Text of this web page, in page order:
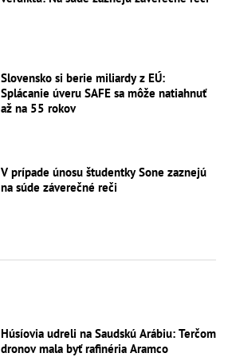
Slovensko si berie miliardy z EÚ:
Splácanie úveru SAFE sa môže natiahnuť
až na 55 rokov
V prípade únosu študentky Sone zaznejú
na súde záverečné reči
Húsíovia udreli na Saudskú Arábiu: Terčom
dronov mala byť rafinéria Aramco